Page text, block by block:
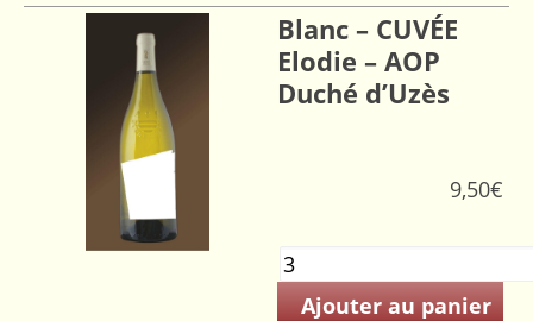
Blanc – CUVÉE
Elodie – AOP
Duché d’Uzès
9,50€
Ajouter au panier